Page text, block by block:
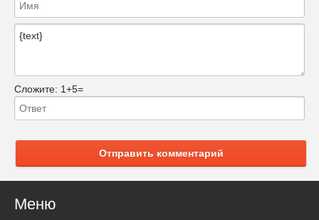
Сложите: 1+5=
Отправить комментарий
Меню